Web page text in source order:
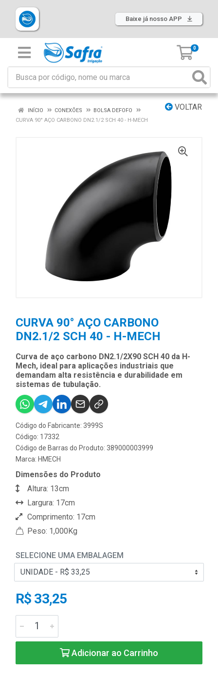
Baixe já nosso APP
0
VOLTAR
INÍCIO CONEXÕES
BOLSA DEFOFO
CURVA 90° AÇO CARBONO DN2.1/2 SCH 40 - H-MECH
CURVA 90° AÇO CARBONO
DN2.1/2 SCH 40 - H-MECH
Curva de aço carbono DN2.1/2X90 SCH 40 da H-
Mech, ideal para aplicações industriais que
demandam alta resistência e durabilidade em
sistemas de tubulação.
Código do Fabricante: 3999S
Código: 17332
Código de Barras do Produto: 389000003999
Marca: HMECH
Dimensões do Produto
Altura: 13cm
Largura: 17cm
Comprimento: 17cm
Peso: 1,000Kg
SELECIONE UMA EMBALAGEM
R$ 33,25
Adicionar ao Carrinho